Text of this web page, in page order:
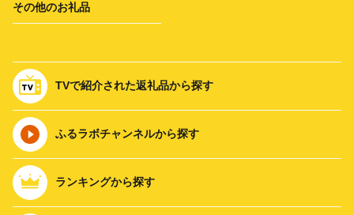
その他のお礼品
TVで紹介された返礼品から探す
ふるラボチャンネルから探す
ランキングから探す